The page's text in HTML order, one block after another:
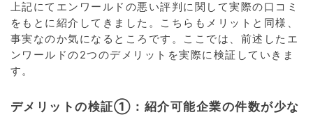
上記にてエンワールドの悪い評判に関して実際の口コミ
をもとに紹介してきました。こちらもメリットと同様、
事実なのか気になるところです。ここでは、前述したエ
ンワールドの2つのデメリットを実際に検証していきま
す。
デメリットの検証①：紹介可能企業の件数が少な